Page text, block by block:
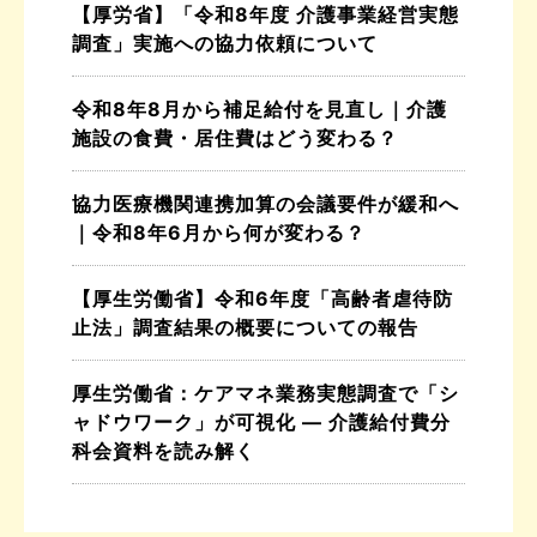
【厚労省】「令和8年度 介護事業経営実態
調査」実施への協力依頼について
令和8年8月から補足給付を見直し｜介護
施設の食費・居住費はどう変わる？
協力医療機関連携加算の会議要件が緩和へ
｜令和8年6月から何が変わる？
【厚生労働省】令和6年度「高齢者虐待防
止法」調査結果の概要についての報告
厚生労働省：ケアマネ業務実態調査で「シ
ャドウワーク」が可視化 ― 介護給付費分
科会資料を読み解く